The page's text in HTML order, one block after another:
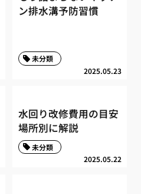
ン排水溝予防習慣
2025.05.23
未分類
水回り改修費用の目安
場所別に解説
2025.05.22
未分類